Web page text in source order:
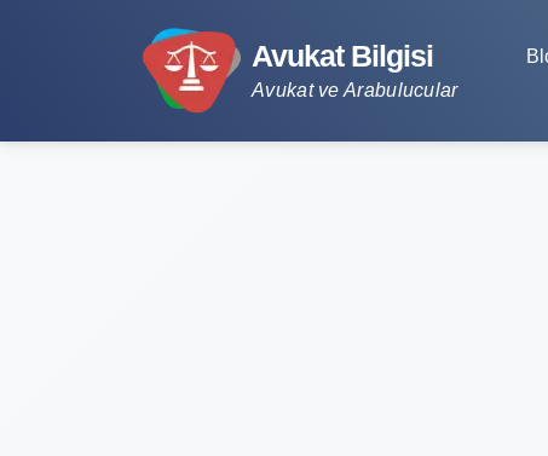
Avukat Bilgisi
Avukat ve Arabulucular